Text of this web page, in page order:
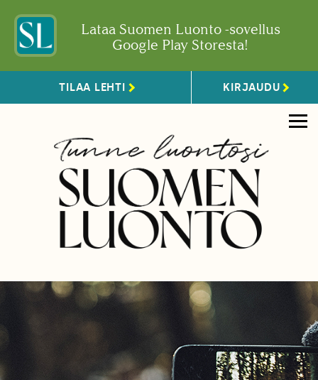
Lataa Suomen Luonto -sovellus
Google Play Storesta!
TILAA LEHTI KIRJAUDU